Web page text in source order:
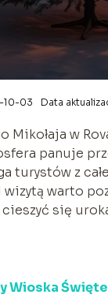
10-03 Data
Mikołaja w
panuje
turystów z
wizytą warto
cieszyć się
Wioska